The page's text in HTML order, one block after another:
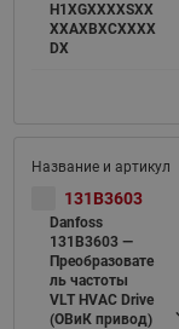
H1XGXXXXSXX
XXAXBXCXXXX
DX
131B3603
Danfoss
131B3603 —
Преобразовате
ль частоты
VLT HVAC Drive
(ОВиК привод)